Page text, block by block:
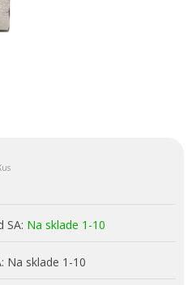
SA: Na sklade 1-10
Na sklade 1-10